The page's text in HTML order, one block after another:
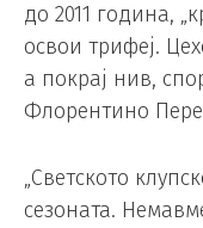
до 2011 година,
освои трифеј.
а покрај нив,
Флорентино
„Светското
сезоната.